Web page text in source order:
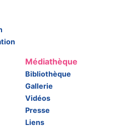
Médiathèque
Bibliothèque
Gallerie
Vidéos
Presse
Liens